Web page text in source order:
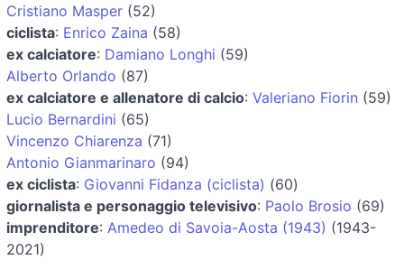
Cristiano Masper (52)
ciclista: Enrico Zaina (58)
ex calciatore: Damiano Longhi (59)
Alberto Orlando (87)
ex calciatore e allenatore di calcio: Valeriano Fiorin (59)
Lucio Bernardini (65)
Vincenzo Chiarenza (71)
Antonio Gianmarinaro (94)
ex ciclista: Giovanni Fidanza (ciclista) (60)
giornalista e personaggio televisivo: Paolo Brosio (69)
imprenditore: Amedeo di Savoia-Aosta (1943) (1943-
2021)